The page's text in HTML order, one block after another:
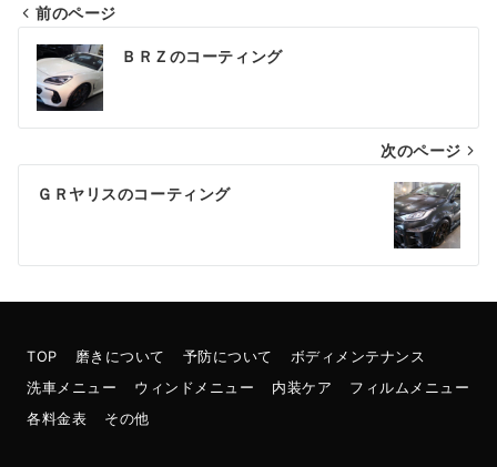
投
稿
ナ
ビ
ゲ
シ
ョ
ン
前のページ
ＢＲＺのコーティング
次のページ
ＧＲヤリスのコーティング
TOP 磨きについて 予防について
ボディメンテナンス
洗車メニュー
ウィンドメニュー 内装ケア
フィルムメニュー
各料金表
その他